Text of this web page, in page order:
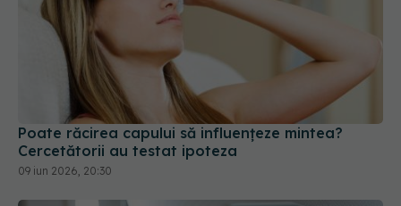
Poate răcirea capului să influențeze mintea?
Cercetătorii au testat ipoteza
09 iun 2026, 20:30